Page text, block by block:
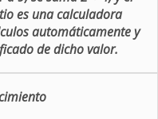
es una calculadora
automáticamente y
de dicho valor.